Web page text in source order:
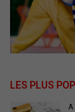
LES PLUS
A